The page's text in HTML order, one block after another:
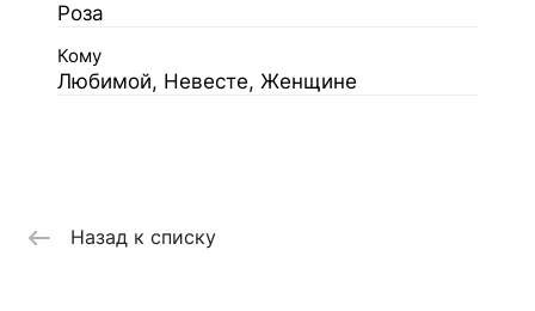
Роза
Кому
Любимой, Невесте, Женщине
Назад к списку